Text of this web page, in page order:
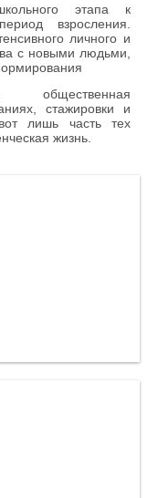
этапа к
взросления.
личного и
с новыми людьми,
общественная
стажировки и
лишь часть тех
жизнь.